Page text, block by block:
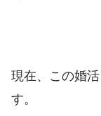
現在、この婚
す。